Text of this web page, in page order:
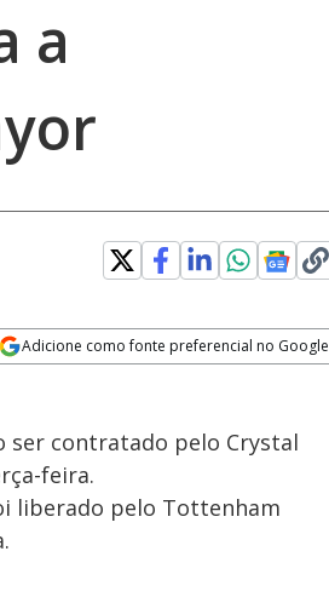
a
Adicione como fonte preferencial no Google
ser contratado pelo Crystal
feira.
liberado pelo Tottenham